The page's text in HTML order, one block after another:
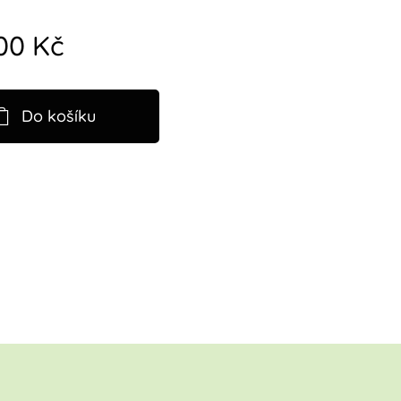
Kč
Do košíku